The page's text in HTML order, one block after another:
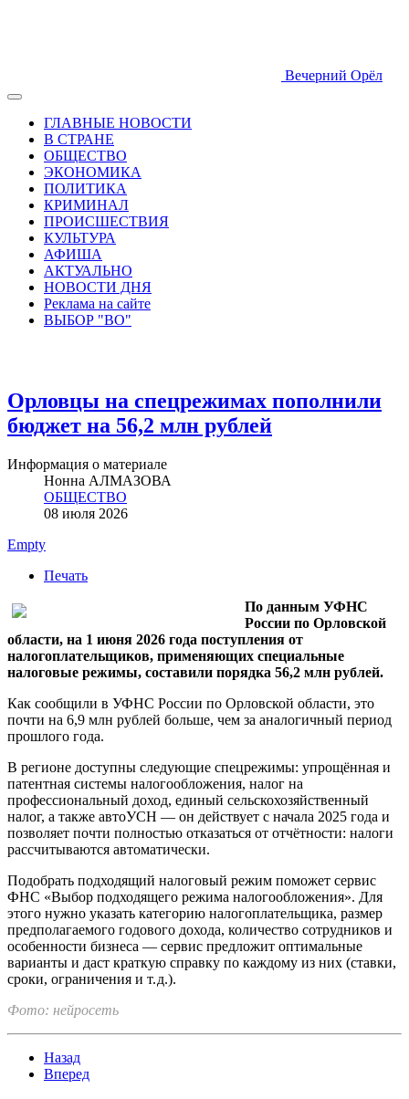
Вечерний Орёл
ГЛАВНЫЕ НОВОСТИ
В СТРАНЕ
ОБЩЕСТВО
ЭКОНОМИКА
ПОЛИТИКА
КРИМИНАЛ
ПРОИСШЕСТВИЯ
КУЛЬТУРА
АФИША
АКТУАЛЬНО
НОВОСТИ ДНЯ
Реклама на сайте
ВЫБОР "ВО"
Орловцы на спецрежимах пополнили
бюджет на 56,2 млн рублей
Информация о материале
Нонна АЛМАЗОВА
ОБЩЕСТВО
08 июля 2026
Empty
Печать
По данным УФНС
России по Орловской
области, на 1 июня 2026 года поступления от
налогоплательщиков, применяющих специальные
налоговые режимы, составили порядка 56,2 млн рублей.
Как сообщили в УФНС России по Орловской области, это
почти на 6,9 млн рублей больше, чем за аналогичный период
прошлого года.
В регионе доступны следующие спецрежимы: упрощённая и
патентная системы налогообложения, налог на
профессиональный доход, единый сельскохозяйственный
налог, а также автоУСН — он действует с начала 2025 года и
позволяет почти полностью отказаться от отчётности: налоги
рассчитываются автоматически.
Подобрать подходящий налоговый режим поможет сервис
ФНС «Выбор подходящего режима налогообложения». Для
этого нужно указать категорию налогоплательщика, размер
предполагаемого годового дохода, количество сотрудников и
особенности бизнеса — сервис предложит оптимальные
варианты и даст краткую справку по каждому из них (ставки,
сроки, ограничения и т. д.).
Фото: нейросеть
Назад
Вперед